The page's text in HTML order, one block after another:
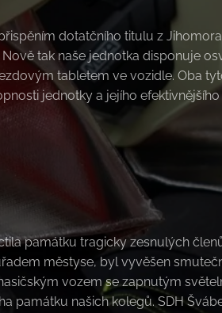
dotatčního titulu z
tak naše jednotka disponuje
tabletem ve vozidle. Oba
jednotky a jejího efektivnějšího
památku tragicky zesnulých
městyse, byl vyvěšen
vozem se zapnutým
památku našich kolegů. SDH